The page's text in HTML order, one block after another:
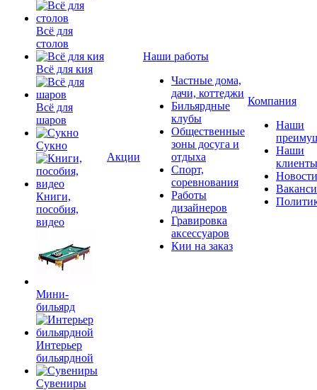
Всё для
столов
Всё для кия
Всё для
шаров
Сукно
Книги,
пособия,
видео
Мини-
бильярд
Интерьер
бильярдной
Сувениры
Акции
Наши работы
Частные дома,
дачи, коттеджи
Бильярдные
клубы
Общественные
зоны досуга и
отдыха
Спорт,
соревнования
Работы
дизайнеров
Гравировка
аксессуаров
Кии на заказ
Компания
Наши
Наши
клиенты
Новости